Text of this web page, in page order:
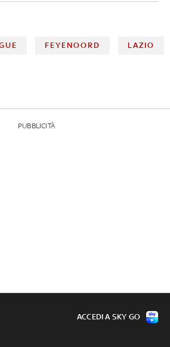
FEYENOORD LAZIO
PUBBLICITÀ
ACCEDI A SKY GO